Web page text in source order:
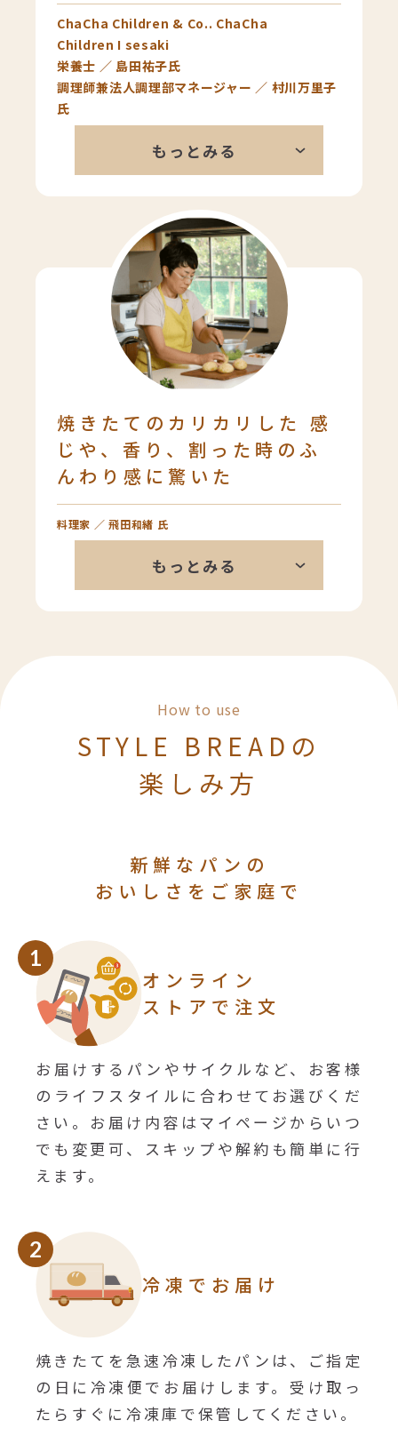
ChaCha Children & Co.. ChaCha
Children I sesaki
栄養士 ／ 島田祐子氏
調理師兼法人調理部マネージャー ／ 村川万里子
氏
けることを食育の柱にしています。
で、パンの香りを楽しむことがで
き、子どもたちが五感を使って食事
をするきっかけになりました。スタ
イルブレッドのパンは、乳児期の咀
嚼を促すためのほどよい噛み応えが
あり、噛む習慣の獲得につながって
います。また、乳・卵アレルギーの
子どもたちも食べられるのも魅力の1
つだと思います。
もっとみる
焼きたてのカリカリした 感
じや、香り、割った時のふ
んわり感に驚いた
料理家 ／ 飛田和緒 氏
本当に好き。ベーカリーのパンとは
だトースターで焼いたからじゃない
然に入ってくるような、飾りすぎて
しいわけじゃなくて、ちょっとした
おかずと合わせても美味しいし。娘
のお弁当にも良く持たせてました。
もっとみる
How to use
STYLE BREADの
楽しみ方
新鮮なパンの
おいしさをご家庭で
1
オンライン
ストアで注文
お届けするパンやサイクルなど、お客様
のライフスタイルに合わせてお選びくだ
さい。お届け内容はマイページからいつ
でも変更可、スキップや解約も簡単に行
えます。
2
冷凍でお届け
焼きたてを急速冷凍したパンは、ご指定
の日に冷凍便でお届けします。受け取っ
たらすぐに冷凍庫で保管してください。